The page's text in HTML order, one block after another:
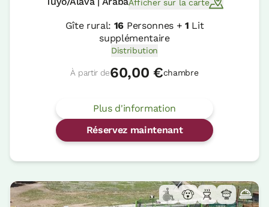
Afficher sur la carte
Gîte rural: 16 Personnes + 1 Lit
supplémentaire
Distribution
À partir de60,00 €chambre
Plus d'information
Réservez maintenant